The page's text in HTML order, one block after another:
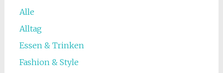
Alle
Alltag
Essen & Trinken
Fashion & Style